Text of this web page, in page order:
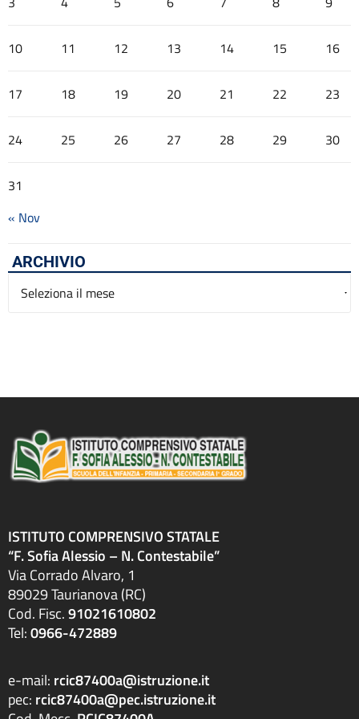
10 11 12 13 14 15 16
17 18 19 20 21 22 23
24 25 26 27 28 29 30
31
« Nov
ARCHIVIO
Archivio
ISTITUTO COMPRENSIVO STATALE
“F. Sofia Alessio – N. Contestabile”
Via Corrado Alvaro, 1
89029 Taurianova (RC)
Cod. Fisc.91021610802
Tel:0966-472889
e-mail: rcic87400a@istruzione.it
pec: rcic87400a@pec.istruzione.it